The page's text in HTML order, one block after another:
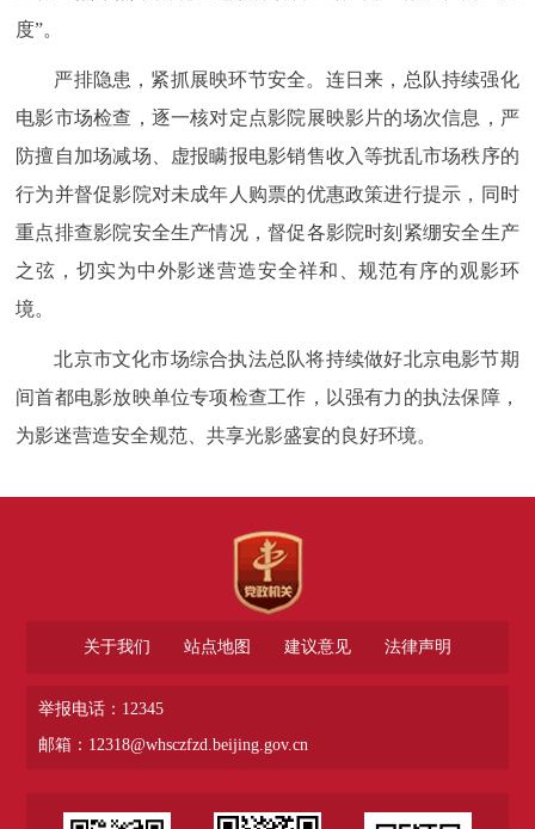
度”。
严排隐患，紧抓展映环节安全。连日来，总队持续强化
电影市场检查，逐一核对定点影院展映影片的场次信息，严
防擅自加场减场、虚报瞒报电影销售收入等扰乱市场秩序的
行为并督促影院对未成年人购票的优惠政策进行提示，同时
重点排查影院安全生产情况，督促各影院时刻紧绷安全生产
之弦，切实为中外影迷营造安全祥和、规范有序的观影环
境。
北京市文化市场综合执法总队将持续做好北京电影节期
间首都电影放映单位专项检查工作，以强有力的执法保障，
为影迷营造安全规范、共享光影盛宴的良好环境。
关于我们 站点地图 建议意见 法律声明
举报电话：12345
邮箱：12318@whsczfzd.beijing.gov.cn